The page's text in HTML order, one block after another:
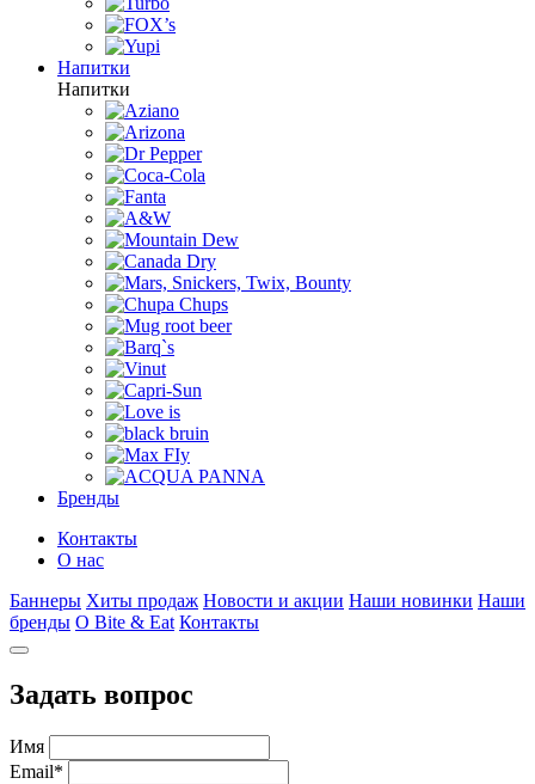
Напитки
Напитки
Бренды
Контакты
О нас
Баннеры Хиты продаж Новости и акции Наши новинки Наши
бренды О Bite & Eat Контакты
Задать вопрос
Имя
Email*